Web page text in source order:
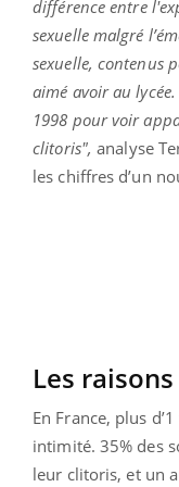
différence entre
sexuelle malgré
sexuelle, contenus
aimé avoir au
1998 pour voir
clitoris", analyse
les chiffres d’un
Les
En France, plus
intimité. 35% des
leur clitoris, et un